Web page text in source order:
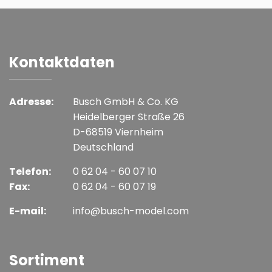
Kontaktdaten
Adresse:
Busch GmbH & Co. KG
Heidelberger Straße 26
D-68519 Viernheim
Deutschland
Telefon:
Fax:
0 62 04 - 60 07 10
0 62 04 - 60 07 19
E-mail:
info@busch-model.com
Sortiment